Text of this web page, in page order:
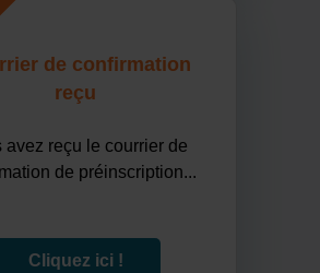
de confirmation
reçu
avez reçu le courrier de
de préinscription...
Cliquez ici !